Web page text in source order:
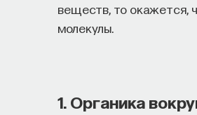
веществ, то окажется,
молекулы.
1. Органика